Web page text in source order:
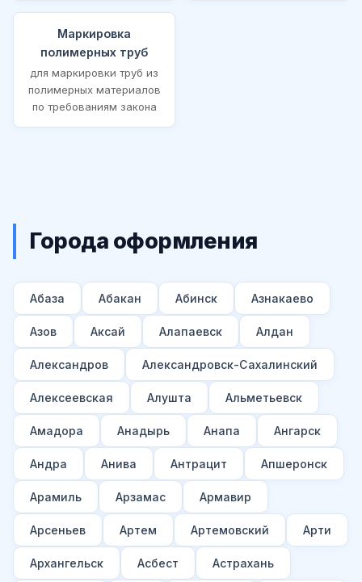
Маркировка
полимерных труб
для маркировки труб из
полимерных материалов
по требованиям закона
Города оформления
Абаза Абакан Абинск Азнакаево
Азов Аксай Алапаевск Алдан
Александров Александровск-Сахалинский
Алексеевская Алушта Альметьевск
Амадора Анадырь Анапа Ангарск
Андра Анива Антрацит Апшеронск
Арамиль Арзамас Армавир
Арсеньев Артем Артемовский Арти
Архангельск Асбест Астрахань